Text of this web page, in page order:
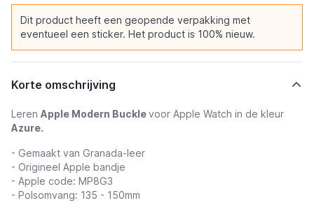
Dit product heeft een geopende verpakking met
eventueel een sticker. Het product is 100% nieuw.
Korte omschrijving
Leren Apple Modern Bucklevoor Apple Watch in de kleur
Azure.
- Gemaakt van Granada-leer
- Origineel Apple bandje
- Apple code: MP8G3
- Polsomvang: 135 - 150mm